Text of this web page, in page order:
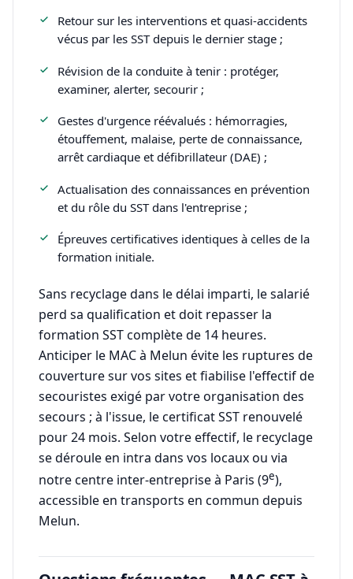
Retour sur les interventions et quasi-accidents
vécus par les SST depuis le dernier stage ;
Révision de la conduite à tenir : protéger,
examiner, alerter, secourir ;
Gestes d'urgence réévalués : hémorragies,
étouffement, malaise, perte de connaissance,
arrêt cardiaque et défibrillateur (DAE) ;
Actualisation des connaissances en prévention
et du rôle du SST dans l'entreprise ;
Épreuves certificatives identiques à celles de la
formation initiale.
Sans recyclage dans le délai imparti, le salarié
perd sa qualification et doit repasser la
formation SST complète de 14 heures.
Anticiper le MAC à Melun évite les ruptures de
couverture sur vos sites et fiabilise l'effectif de
secouristes exigé par votre organisation des
secours ; à l'issue, le certificat SST renouvelé
pour 24 mois. Selon votre effectif, le recyclage
se déroule en intra dans vos locaux ou via
notre centre inter-entreprise à Paris (9e),
accessible en transports en commun depuis
Melun.